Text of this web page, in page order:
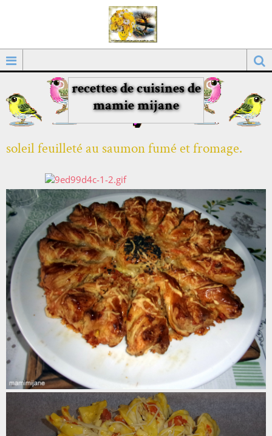
recettes de cuisines de
mamie mijane
soleil feuilleté au saumon fumé et fromage.